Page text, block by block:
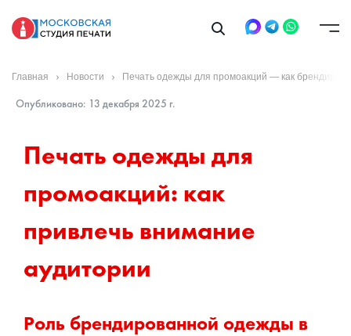
Главная Новости Печать одежды для промоакций — как
Опубликовано: 13 декабря 2025 г.
Печать одежды для
промоакций: как
привлечь внимание
аудитории
Роль брендированной одежды в